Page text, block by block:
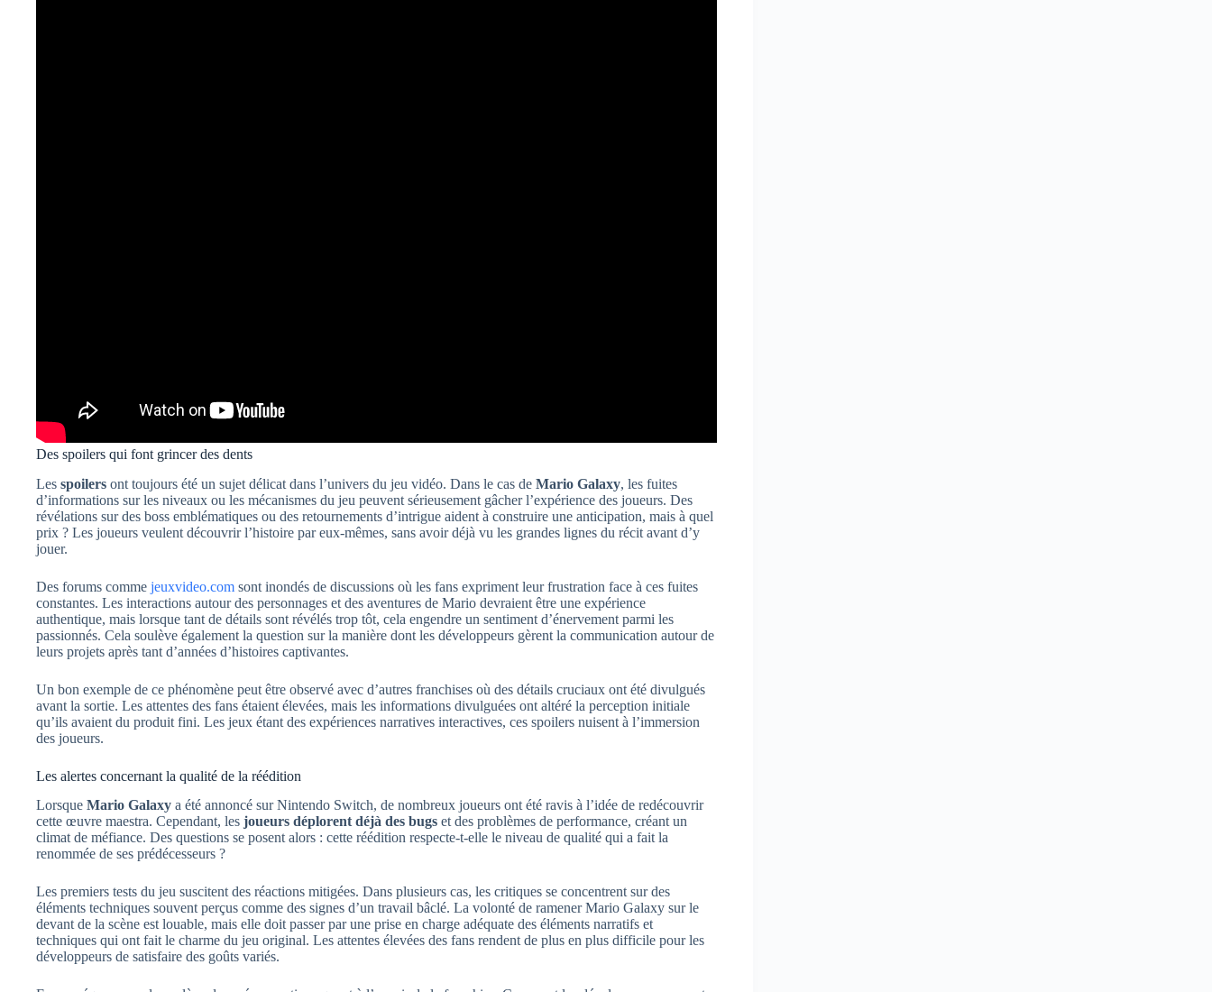
Des spoilers qui font grincer des dents
Les spoilers ont toujours été un sujet délicat dans l’univers du jeu vidéo. Dans le cas de Mario Galaxy, les fuites
d’informations sur les niveaux ou les mécanismes du jeu peuvent sérieusement gâcher l’expérience des joueurs. Des
révélations sur des boss emblématiques ou des retournements d’intrigue aident à construire une anticipation, mais à quel
prix ? Les joueurs veulent découvrir l’histoire par eux-mêmes, sans avoir déjà vu les grandes lignes du récit avant d’y
jouer.
Des forums comme jeuxvideo.com sont inondés de discussions où les fans expriment leur frustration face à ces fuites
constantes. Les interactions autour des personnages et des aventures de Mario devraient être une expérience
authentique, mais lorsque tant de détails sont révélés trop tôt, cela engendre un sentiment d’énervement parmi les
passionnés. Cela soulève également la question sur la manière dont les développeurs gèrent la communication autour de
leurs projets après tant d’années d’histoires captivantes.
Un bon exemple de ce phénomène peut être observé avec d’autres franchises où des détails cruciaux ont été divulgués
avant la sortie. Les attentes des fans étaient élevées, mais les informations divulguées ont altéré la perception initiale
qu’ils avaient du produit fini. Les jeux étant des expériences narratives interactives, ces spoilers nuisent à l’immersion
des joueurs.
Les alertes concernant la qualité de la réédition
Lorsque Mario Galaxy a été annoncé sur Nintendo Switch, de nombreux joueurs ont été ravis à l’idée de redécouvrir
cette œuvre maestra. Cependant, les joueurs déplorent déjà des bugs et des problèmes de performance, créant un
climat de méfiance. Des questions se posent alors : cette réédition respecte-t-elle le niveau de qualité qui a fait la
renommée de ses prédécesseurs ?
Les premiers tests du jeu suscitent des réactions mitigées. Dans plusieurs cas, les critiques se concentrent sur des
éléments techniques souvent perçus comme des signes d’un travail bâclé. La volonté de ramener Mario Galaxy sur le
devant de la scène est louable, mais elle doit passer par une prise en charge adéquate des éléments narratifs et
techniques qui ont fait le charme du jeu original. Les attentes élevées des fans rendent de plus en plus difficile pour les
développeurs de satisfaire des goûts variés.